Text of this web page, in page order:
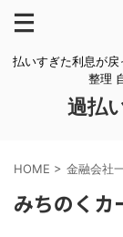
払いすぎた利息が
整理
過払
HOME > 金融会社
みちのくカ